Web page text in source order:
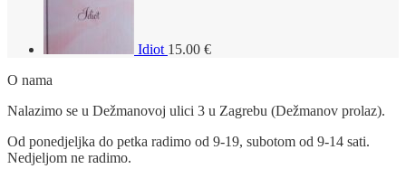
Idiot 15.00 €
O nama
Nalazimo se u Dežmanovoj ulici 3 u Zagrebu (Dežmanov prolaz).
Od ponedjeljka do petka radimo od 9-19, subotom od 9-14 sati.
Nedjeljom ne radimo.